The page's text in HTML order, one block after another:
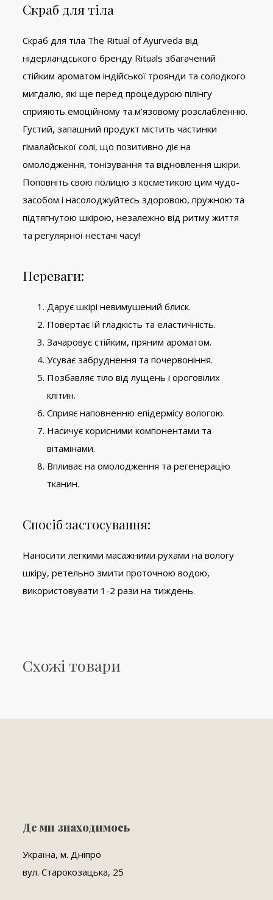
Скраб для тіла
Скраб для тіла The Ritual of Ayurveda від
нідерландського бренду Rituals збагачений
стійким ароматом індійської троянди та солодкого
мигдалю, які ще перед процедурою пілінгу
сприяють емоційному та м’язовому розслабленню.
Густий, запашний продукт містить частинки
гімалайської солі, що позитивно діє на
омолодження, тонізування та відновлення шкіри.
Поповніть свою полицю з косметикою цим чудо-
засобом і насолоджуйтесь здоровою, пружною та
підтягнутою шкірою, незалежно від ритму життя
та регулярної нестачі часу!
Переваги:
Дарує шкірі невимушений блиск.
Повертає їй гладкість та еластичність.
Зачаровує стійким, пряним ароматом.
Усуває забруднення та почервоніння.
Позбавляє тіло від лущень і ороговілих
клітин.
Сприяє наповненню епідермісу вологою.
Насичує корисними компонентами та
вітамінами.
Впливає на омолодження та регенерацію
тканин.
Спосіб застосування:
Наносити легкими масажними рухами на вологу
шкіру, ретельно змити проточною водою,
використовувати 1-2 рази на тиждень.
Схожі товари
Де ми знаходимось
Україна, м. Дніпро
вул. Старокозацька, 25